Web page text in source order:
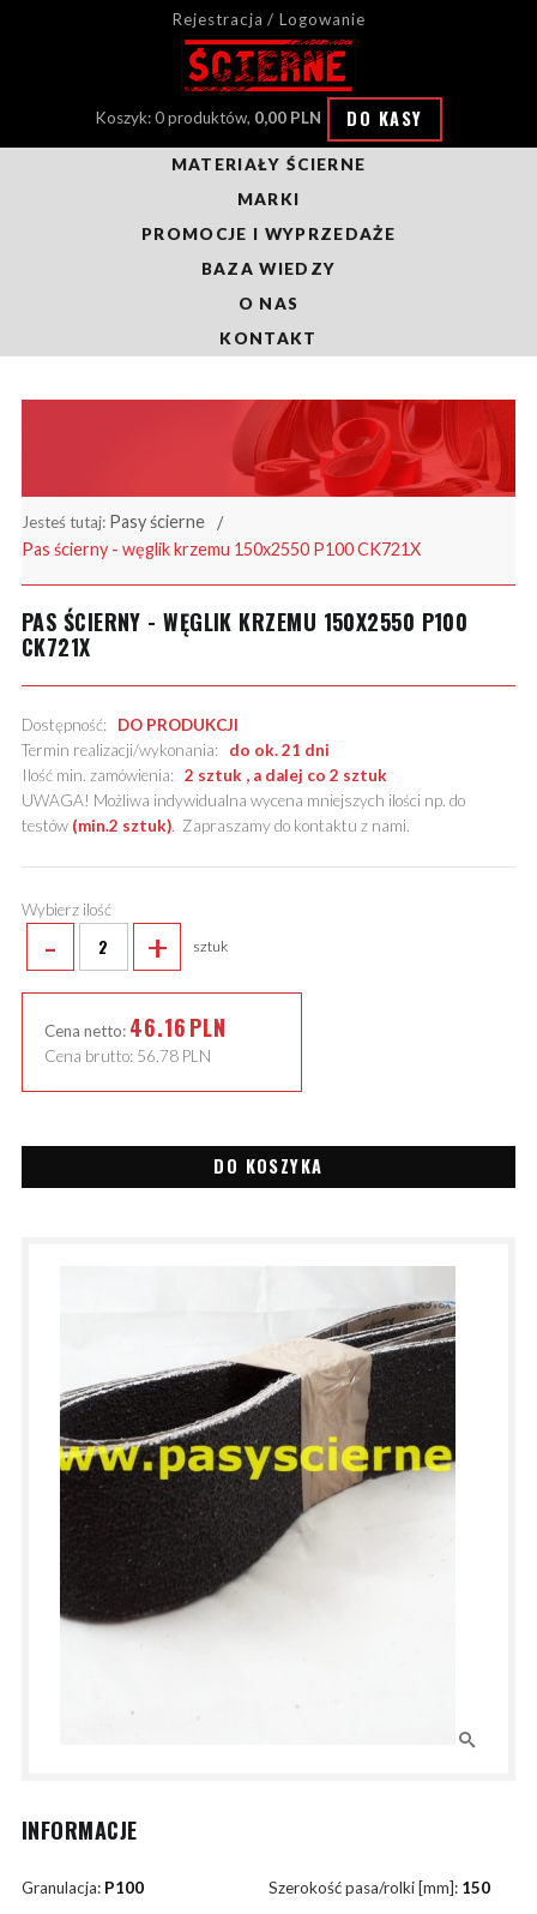
Rejestracja / Logowanie
Koszyk: 0 produktów, 0,00 PLN DO KASY
MATERIAŁY ŚCIERNE
MARKI
PROMOCJE I WYPRZEDAŻE
BAZA WIEDZY
O NAS
KONTAKT
Jesteś tutaj: Pasy ścierne
Pas ścierny - węglik krzemu 150x2550 P100 CK721X
PAS ŚCIERNY - WĘGLIK KRZEMU 150X2550 P100
CK721X
Dostępność: DO PRODUKCJI
Termin realizacji/wykonania: do ok. 21 dni
Ilość min. zamówienia: 2 sztuk , a dalej co 2 sztuk
UWAGA! Możliwa indywidualna wycena mniejszych ilości np. do
testów (min.2 sztuk). Zapraszamy do kontaktu z nami.
Wybierz ilość
- + sztuk
Cena netto: 46.16PLN
Cena brutto: 56.78 PLN
DO KOSZYKA
INFORMACJE
Granulacja: P100 Szerokość pasa/rolki [mm]: 150